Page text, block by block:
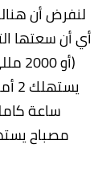
لنفرض أن
(أو
ساعة